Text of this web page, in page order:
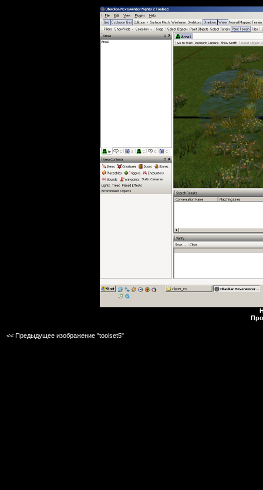
<< Предыдущее изображение "toolset5"